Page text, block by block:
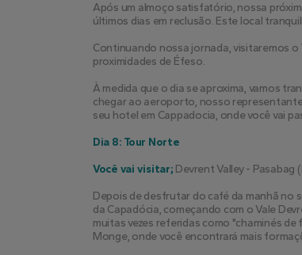
Após um almoço satisfatório, nossa
últimos dias em reclusão. Este local
Continuando nossa jornada, visitaremos o
proximidades de Éfeso.
À medida que o dia se aproxima, vamos
chegar ao aeroporto, nosso
seu hotel em Cappadocia, onde você vai
Dia 8: Tour Norte
Você vai visitar; Devrent Valley - Pasabag
Depois de desfrutar do café da manhã no
da Capadócia, começando com o Vale
muitas vezes referidas como "chaminés
Monge, onde você encontrará mais